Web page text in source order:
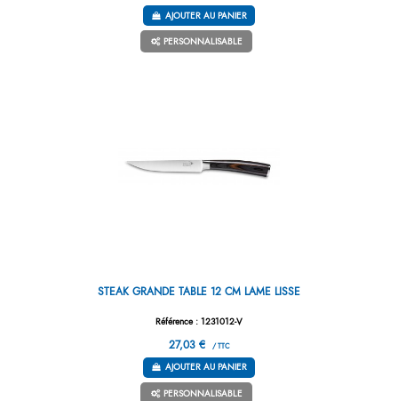
AJOUTER AU PANIER
PERSONNALISABLE
STEAK GRANDE TABLE 12 CM LAME LISSE
Référence : 1231012-V
27,03 € / TTC
AJOUTER AU PANIER
PERSONNALISABLE